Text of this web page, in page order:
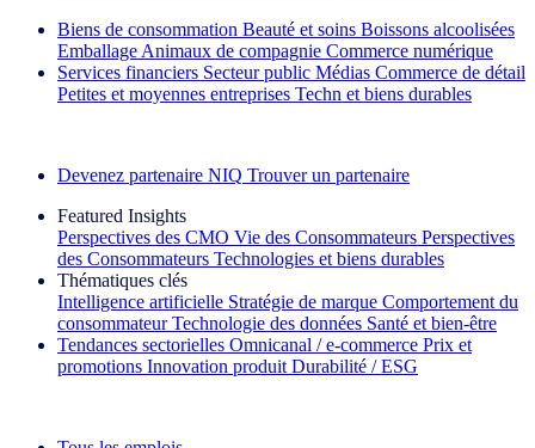
Biens de consommation Beauté et soins Boissons alcoolisées
Emballage Animaux de compagnie Commerce numérique
Services financiers Secteur public Médias Commerce de détail
Petites et moyennes entreprises Techn et biens durables
Devenez partenaire NIQ Trouver un partenaire
Featured Insights
Perspectives des CMO Vie des Consommateurs Perspectives
des Consommateurs Technologies et biens durables
Thématiques clés
Intelligence artificielle Stratégie de marque Comportement du
consommateur Technologie des données Santé et bien‑être
Tendances sectorielles Omnicanal / e‑commerce Prix et
promotions Innovation produit Durabilité / ESG